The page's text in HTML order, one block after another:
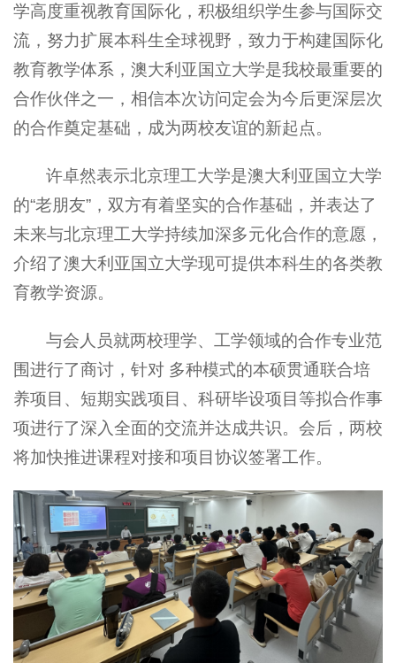
学高度重视教育国际化，积极组织学生参与国际交
流，努力扩展本科生全球视野，致力于构建国际化
教育教学体系，澳大利亚国立大学是我校最重要的
合作伙伴之一，相信本次访问定会为今后更深层次
的合作奠定基础，成为两校友谊的新起点。
许卓然表示北京理工大学是澳大利亚国立大学
的“老朋友”，双方有着坚实的合作基础，并表达了
未来与北京理工大学持续加深多元化合作的意愿，
介绍了澳大利亚国立大学现可提供本科生的各类教
育教学资源。
与会人员就两校理学、工学领域的合作专业范
围进行了商讨，针对 多种模式的本硕贯通联合培
养项目、短期实践项目、科研毕设项目等拟合作事
项进行了深入全面的交流并达成共识。会后，两校
将加快推进课程对接和项目协议签署工作。